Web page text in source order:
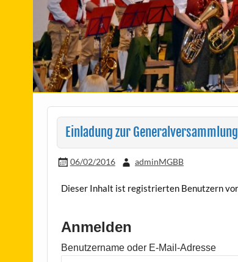
Einladung zur
06/02/2016 adminMGBB
Dieser Inhalt ist registrierten Benutzern
Anmelden
Benutzername oder E-Mail-Adresse